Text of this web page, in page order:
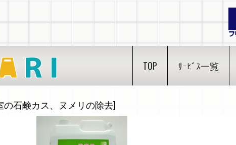
TOP ｻｰﾋﾞｽ一覧
石鹸カス、ヌメリの除去]